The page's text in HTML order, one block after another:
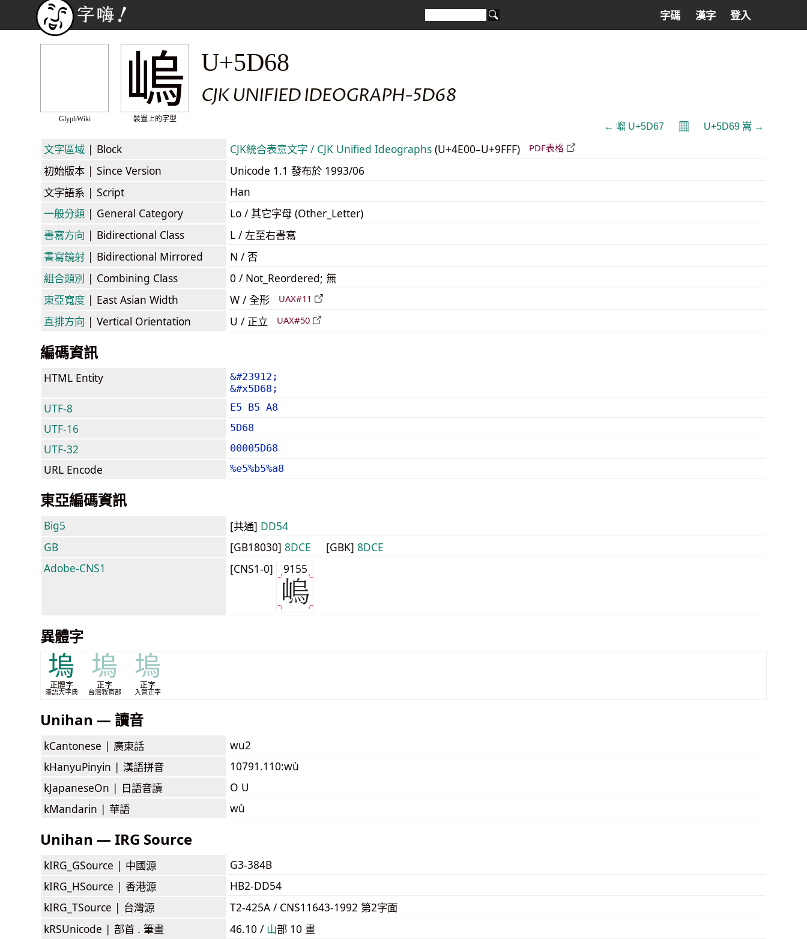
字碼 漢字 登入
GlyphWiki
嵨
裝置上的字型
U+5D68
CJK UNIFIED IDEOGRAPH-5D68
← 嵧 U+5D67 𝄜 U+5D69 嵩 →
文字區域 | Block CJK統合表意文字 / CJK Unified Ideographs (U+4E00–U+9FFF) PDF表格
初始版本 | Since Version
Unicode 1.1 發布於 1993/06
文字語系 | Script
Han
一般分類 | General Category
Lo / 其它字母 (Other_Letter)
書寫方向 | Bidirectional Class
L / 左至右書寫
書寫鏡射 | Bidirectional Mirrored
N / 否
組合類別 | Combining Class
0 / Not_Reordered; 無
東亞寬度 | East Asian Width W / 全形 UAX#11
直排方向 | Vertical Orientation U / 正立 UAX#50
編碼資訊
HTML Entity
&#23912;
&#x5D68;
UTF-8 E5 B5 A8
UTF-16 5D68
UTF-32 00005D68
URL Encode %e5%b5%a8
東亞編碼資訊
Big5 [共通] DD54
GB
[GB18030] 8DCE [GBK] 8DCE
Adobe-CNS1
[CNS1-0] 9155
異體字
塢
正體字
漢語大字典
塢
正字
台灣教育部
塢
正字
入管正字
Unihan — 讀音
kCantonese | 廣東話
wu2
kHanyuPinyin | 漢語拼音
10791.110:wù
kJapaneseOn | 日語音讀
O U
kMandarin | 華語 wù
Unihan — IRG Source
kIRG_GSource | 中國源
G3-384B
kIRG_HSource | 香港源
HB2-DD54
kIRG_TSource | 台灣源
T2-425A / CNS11643-1992 第2字面
kRSUnicode | 部首 . 筆畫 46.10 / ⼭部 10 畫